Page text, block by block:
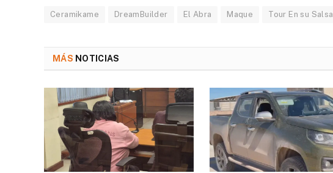
Ceramikame DreamBuilder El Abra Maque Tour En su Salsa
MÁS NOTICIAS